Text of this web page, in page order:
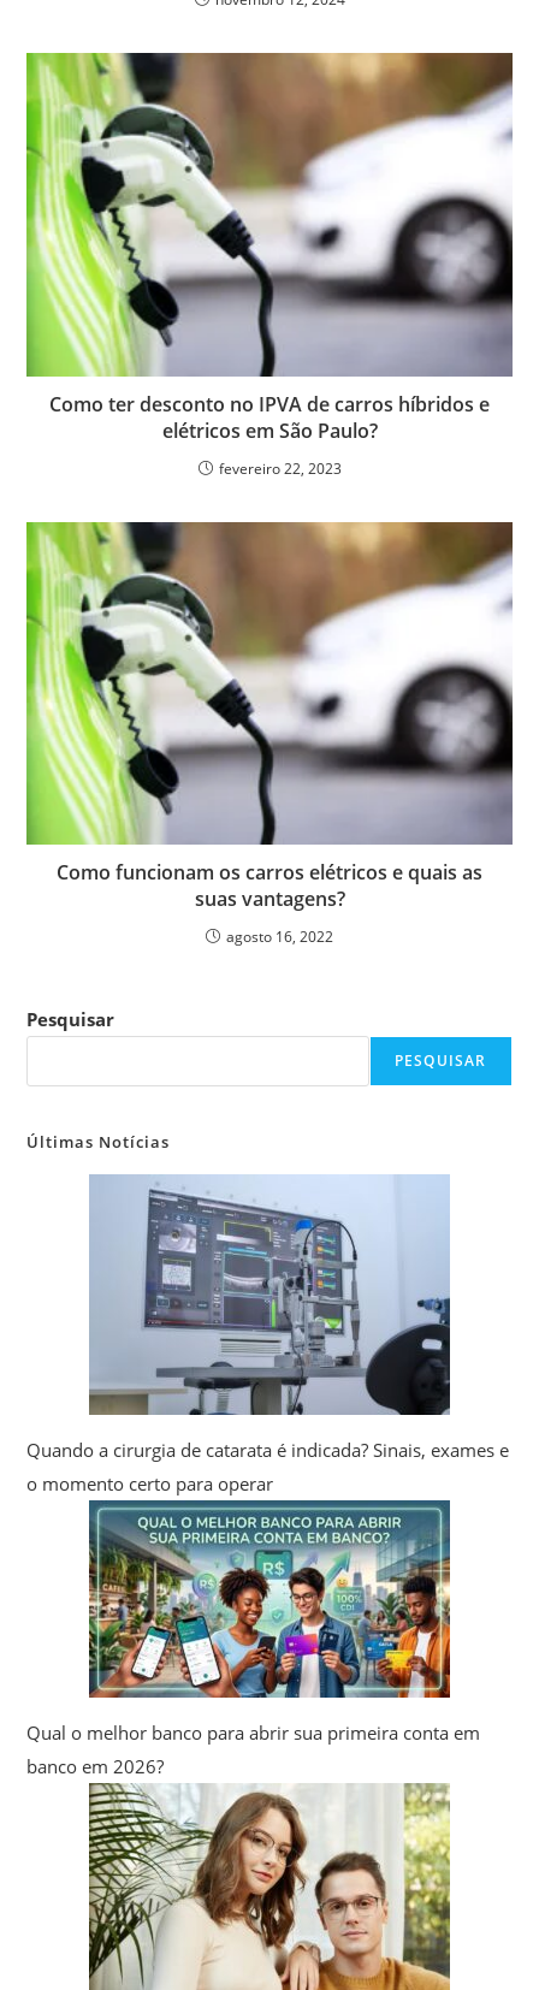
Como ter desconto no IPVA de carros híbridos e
elétricos em São Paulo?
fevereiro 22, 2023
Como funcionam os carros elétricos e quais as
suas vantagens?
agosto 16, 2022
Pesquisar
PESQUISAR
Últimas Notícias
Quando a cirurgia de catarata é indicada? Sinais, exames e
o momento certo para operar
Qual o melhor banco para abrir sua primeira conta em
banco em 2026?